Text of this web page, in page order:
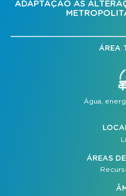
ADAPTAÇÃO ÀS
ÁREA
Água,
ÁREAS